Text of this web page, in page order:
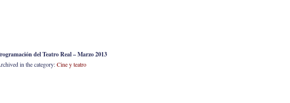
del Teatro Real – Marzo 2013
in the category:Cine y teatro